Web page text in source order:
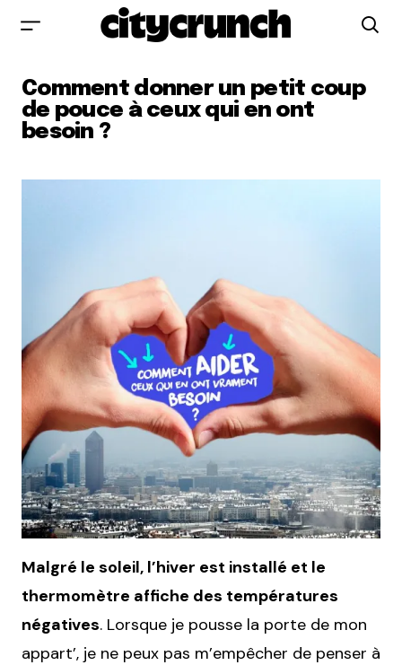
Comment donner un petit coup
de pouce à ceux qui en ont
besoin ?
Malgré le soleil, l’hiver est installé et le
thermomètre affiche des températures
négatives. Lorsque je pousse la porte de mon
appart’, je ne peux pas m’empêcher de penser à